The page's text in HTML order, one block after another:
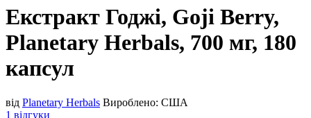
Екстракт Годжі, Goji Berry,
Planetary Herbals, 700 мг, 180
капсул
від Planetary Herbals Вироблено: США
1 відгуки